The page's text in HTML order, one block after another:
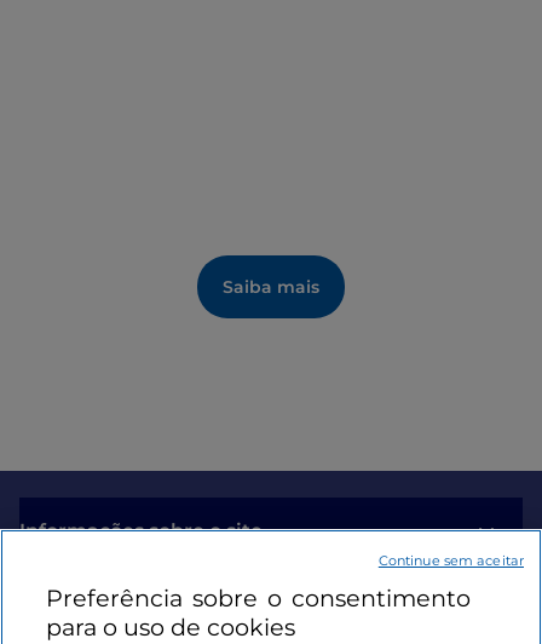
Saiba mais
Informações sobre o site
Ligações úteis
Preferência sobre o consentimento
para o uso de cookies
Continue sem aceitar